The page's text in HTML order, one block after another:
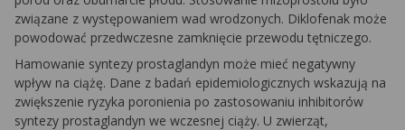
związane z występowaniem wad wrodzonych. Diklofenak może
powodować przedwczesne zamknięcie przewodu tętniczego.
Hamowanie syntezy prostaglandyn może mieć negatywny
wpływ na ciążę. Dane z badań epidemiologicznych wskazują na
zwiększenie ryzyka poronienia po zastosowaniu inhibitorów
syntezy prostaglandyn we wczesnej ciąży. U zwierząt,